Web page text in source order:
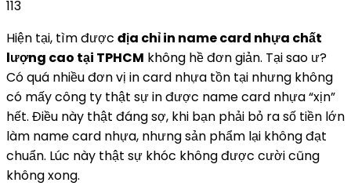
113
Hiện tại, tìm được địa chỉ in name card nhựa chất
lượng cao tại TPHCM không hề đơn giản. Tại sao ư?
Có quá nhiều đơn vị in card nhựa tồn tại nhưng không
có mấy công ty thật sự in được name card nhựa “xịn”
hết. Điều này thật đáng sợ, khi bạn phải bỏ ra số tiền lớn
làm name card nhựa, nhưng sản phẩm lại không đạt
chuẩn. Lúc này thật sự khóc không được cười cũng
không xong.